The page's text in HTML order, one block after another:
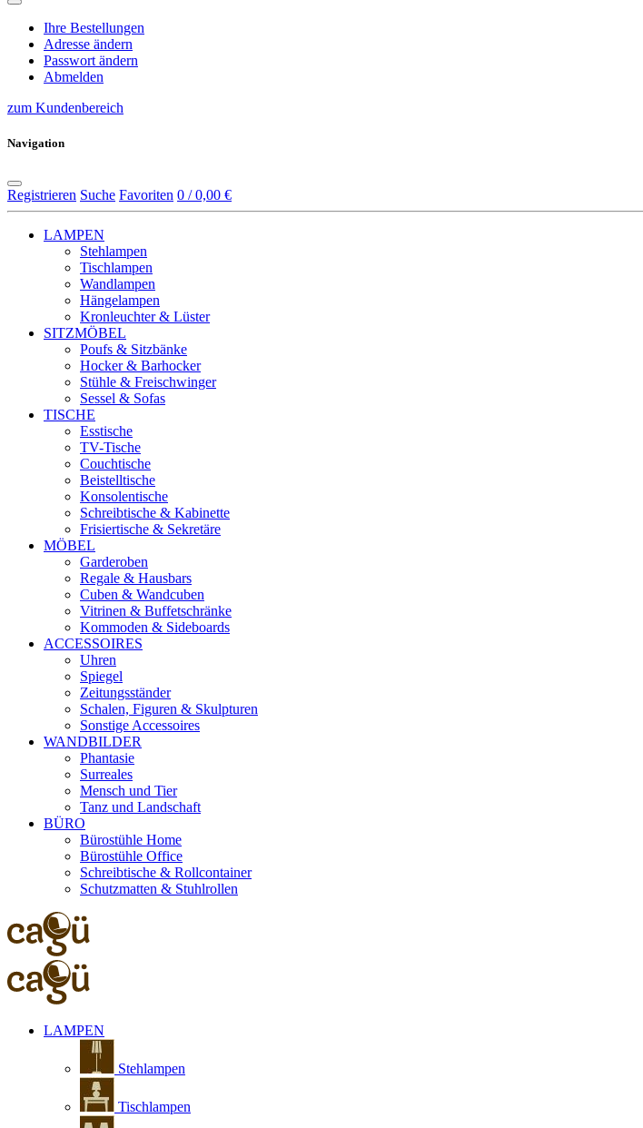
Ihre Bestellungen
Adresse ändern
Passwort ändern
Abmelden
zum Kundenbereich
Navigation
Registrieren Suche Favoriten 0 / 0,00 €
LAMPEN
Stehlampen
Tischlampen
Wandlampen
Hängelampen
Kronleuchter & Lüster
SITZMÖBEL
Poufs & Sitzbänke
Hocker & Barhocker
Stühle & Freischwinger
Sessel & Sofas
TISCHE
Esstische
TV-Tische
Couchtische
Beistelltische
Konsolentische
Schreibtische & Kabinette
Frisiertische & Sekretäre
MÖBEL
Garderoben
Regale & Hausbars
Cuben & Wandcuben
Vitrinen & Buffetschränke
Kommoden & Sideboards
ACCESSOIRES
Uhren
Spiegel
Zeitungsständer
Schalen, Figuren & Skulpturen
Sonstige Accessoires
WANDBILDER
Phantasie
Surreales
Mensch und Tier
Tanz und Landschaft
BÜRO
Bürostühle Home
Bürostühle Office
Schreibtische & Rollcontainer
Schutzmatten & Stuhlrollen
LAMPEN
Stehlampen
Tischlampen